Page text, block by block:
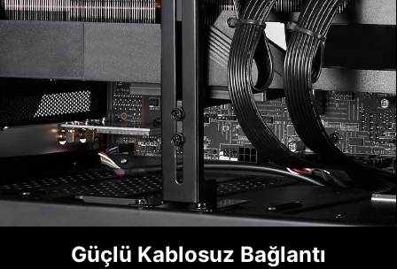
Güçlü Kablosuz Bağlantı